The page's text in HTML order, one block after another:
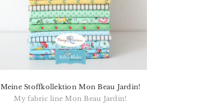
Meine Stoffkollektion Mon Beau Jardin!
My fabric line Mon Beau Jardin!